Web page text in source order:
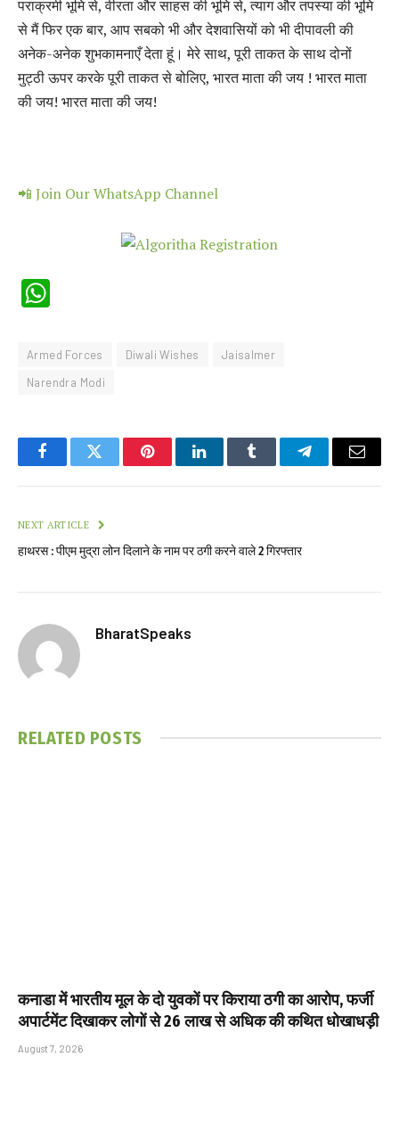
पराक्रमी भूमि से, वीरता और साहस की भूमि से, त्‍याग और तपस्‍या की भूमि
से मैं फिर एक बार, आप सबको भी और देशवासियों को भी दीपावली की
अनेक-अनेक शुभकामनाएँ देता हूं। मेरे साथ, पूरी ताकत के साथ दोनों
मुट्ठी ऊपर करके पूरी ताकत से बोलिए, भारत माता की जय ! भारत माता
की जय! भारत माता की जय!
📲 Join Our WhatsApp Channel
Armed Forces Diwali Wishes
Jaisalmer
Narendra Modi
FacebookTwitter PinterestLinkedInTumblr TelegramEmail
NEXT ARTICLE
हाथरस : पीएम मुद्रा लोन दिलाने के नाम पर ठगी करने वाले 2 गिरफ्तार
BharatSpeaks
RELATED POSTS
कनाडा में भारतीय मूल के दो युवकों पर किराया ठगी का आरोप, फर्जी
अपार्टमेंट दिखाकर लोगों से ₹26 लाख से अधिक की कथित धोखाधड़ी
August 7, 2026